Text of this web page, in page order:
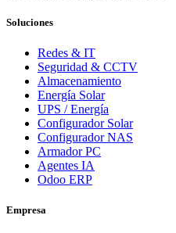
Soluciones
Redes & IT
Seguridad & CCTV
Almacenamiento
Energía Solar
UPS / Energía
Configurador Solar
Configurador NAS
Armador PC
Agentes IA
Odoo ERP
Empresa